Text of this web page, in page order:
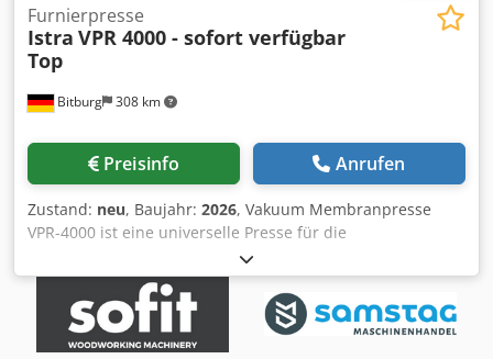
Bitburg 308 km
Furnierpresse
Istra VPR 4000 - sofort verfügbar
Top
Preisinfo Anrufen
Zustand: neu, Baujahr: 2026, Vakuum Membranpresse
VPR-4000 ist eine universelle Presse für die
Holzbearbeitung und Thermoformen. Die VPR-4000 Presse
ist zudem schwenkbar und fahrbar. Einsatzmöglichkeiten:
Furnieren / Formverleimen / Ummanteln.... Beschichtung
von verschiedenen Profilen (Furnier,Papier, Kunststoff....)
Holzbiege: Herstellung von gebogenen und